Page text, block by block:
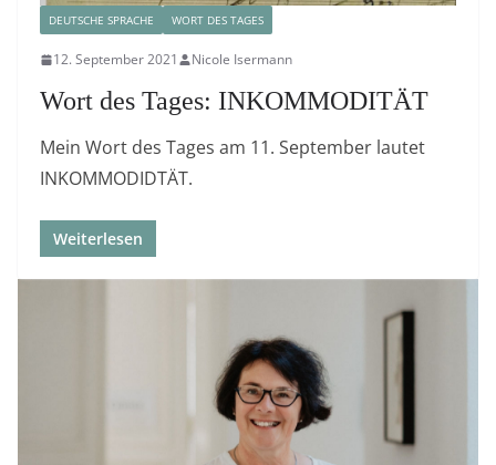
DEUTSCHE SPRACHE WORT DES TAGES
12. September 2021 Nicole Isermann
Wort des Tages: INKOMMODITÄT
Mein Wort des Tages am 11. September lautet
INKOMMODIDTÄT.
Weiterlesen